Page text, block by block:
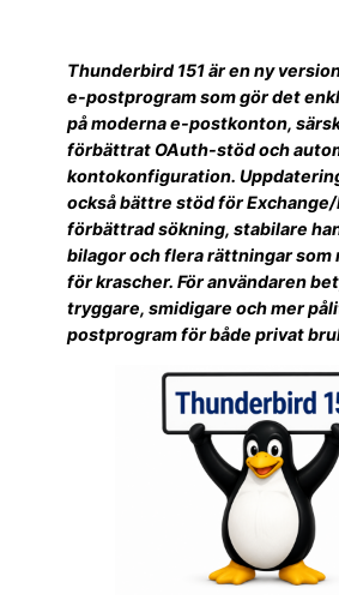
Thunderbird 151 är en ny
e-postprogram som gör det
på moderna e-postkonton,
förbättrat OAuth-stöd och
kontokonfiguration.
också bättre stöd för Exchange/
förbättrad sökning, stabilare
bilagor och flera rättningar som
för krascher. För användaren
tryggare, smidigare och mer
postprogram för både privat